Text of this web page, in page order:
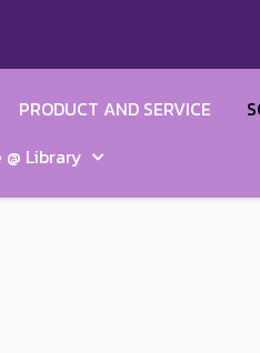
PRODUCT AND SERVICE
Library